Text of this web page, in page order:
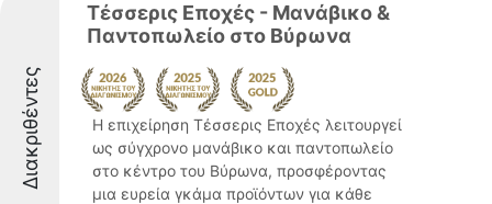
Διακριθέντες
Τέσσερις Εποχές - Μανάβικο &
Παντοπωλείο στο Βύρωνα
Η επιχείρηση Τέσσερις Εποχές λειτουργεί
ως σύγχρονο μανάβικο και παντοπωλείο
στο κέντρο του Βύρωνα, προσφέροντας
μια ευρεία γκάμα προϊόντων για κάθε